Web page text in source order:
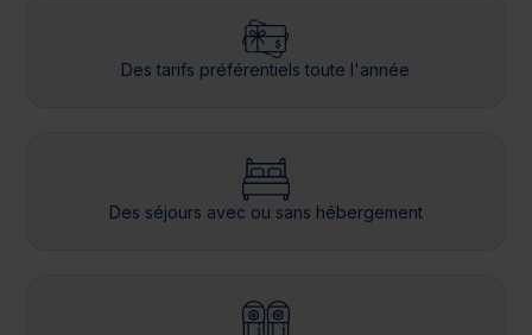
Des tarifs préférentiels toute l'année
Des séjours avec ou sans hébergement